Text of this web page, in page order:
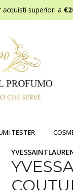
superiori a
TESTER